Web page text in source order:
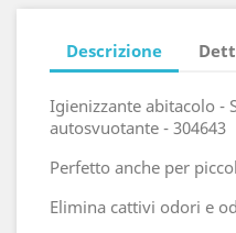
Descrizione
Igienizzante abitacolo -
autosvuotante - 304643
Perfetto anche per
Elimina cattivi odori e